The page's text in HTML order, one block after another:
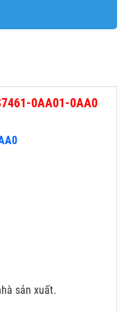
0AA01-0AA0
sản xuất.